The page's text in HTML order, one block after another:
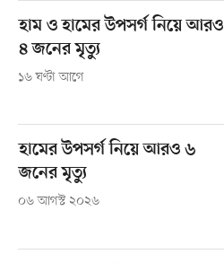
হাম ও হামের উপসর্গ নিয়ে আরও
৪ জনের মৃত্যু
১৬ ঘণ্টা আগে
হামের উপসর্গ নিয়ে আরও ৬
জনের মৃত্যু
০৬ আগস্ট ২০২৬